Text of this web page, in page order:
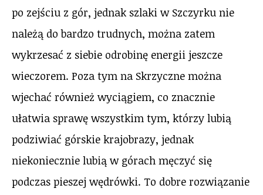
po zejściu z gór, jednak szlaki w Szczyrku nie
należą do bardzo trudnych, można zatem
wykrzesać z siebie odrobinę energii jeszcze
wieczorem. Poza tym na Skrzyczne można
wjechać również wyciągiem, co znacznie
ułatwia sprawę wszystkim tym, którzy lubią
podziwiać górskie krajobrazy, jednak
niekoniecznie lubią w górach męczyć się
podczas pieszej wędrówki. To dobre rozwiązanie